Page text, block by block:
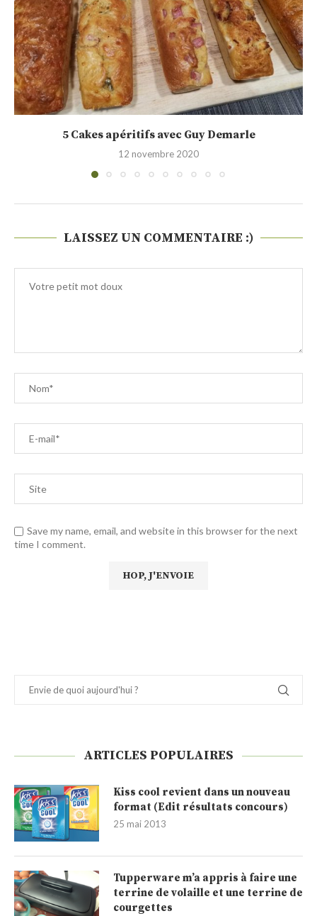
Muffins façon pizza (tomate, chorizo, mozzarella)
3 mai 2019
LAISSEZ UN COMMENTAIRE :)
Save my name, email, and website in this browser for the next
time I comment.
ARTICLES POPULAIRES
Kiss cool revient dans un nouveau
format (Edit résultats concours)
25 mai 2013
Tupperware m’a appris à faire une
terrine de volaille et une terrine de
courgettes